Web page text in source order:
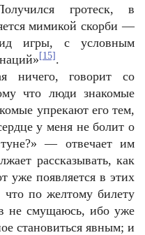
гротеск, в
мимикой скорби —
игры, с условным
[15] .
ничего, говорит со
что люди знакомые
упрекают его тем,
у меня не болит о
— отвечает им
рассказывать, как
уже появляется в этих
что по желтому билету
не смущаюсь, ибо уже
становиться явным; и